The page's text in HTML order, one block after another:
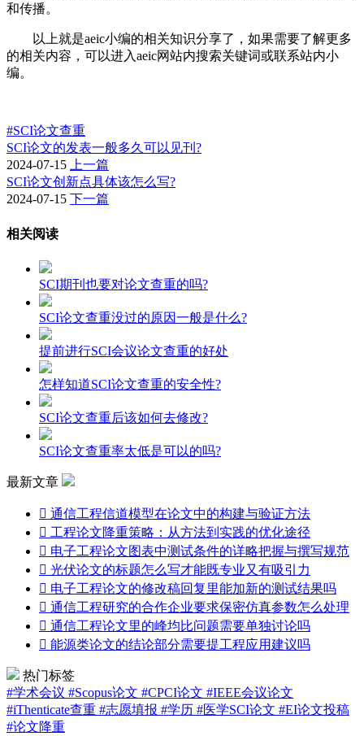
和传播。
以上就是aeic小编的相关知识分享了，如果需要了解更多
的相关内容，可以进入aeic网站内搜索关键词或联系站内小
编。
#SCI论文查重
SCI论文的发表一般多久可以见刊?
2024-07-15 上一篇
SCI论文创新点具体该怎么写?
2024-07-15 下一篇
相关阅读
SCI期刊也要对论文查重的吗?
SCI论文查重没过的原因一般是什么?
提前进行SCI会议论文查重的好处
怎样知道SCI论文查重的安全性?
SCI论文查重后该如何去修改?
SCI论文查重率太低是可以的吗?
最新文章
 通信工程信道模型在论文中的构建与验证方法
 工程论文降重策略：从方法到实践的优化途径
 电子工程论文图表中测试条件的详略把握与撰写规范
 光伏论文的标题怎么写才能既专业又有吸引力
 电子工程论文的修改稿回复里能加新的测试结果吗
 通信工程研究的合作企业要求保密仿真参数怎么处理
 通信工程论文里的峰均比问题需要单独讨论吗
 能源类论文的结论部分需要提工程应用建议吗
热门标签
#学术会议 #Scopus论文 #CPCI论文 #IEEE会议论文
#iThenticate查重 #志愿填报 #学历 #医学SCI论文 #EI论文投稿
#论文降重